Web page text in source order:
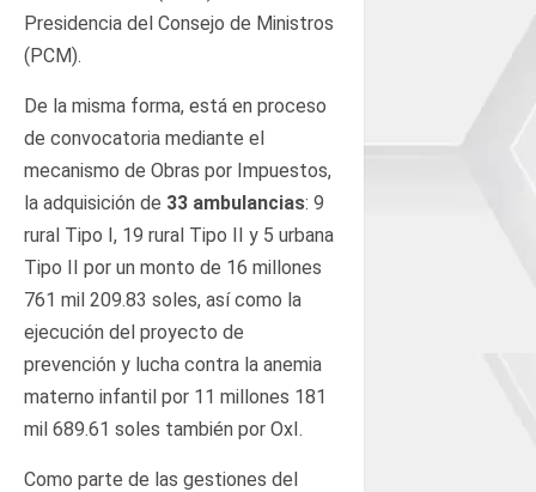
Presidencia del Consejo de Ministros
(PCM).
De la misma forma, está en proceso
de convocatoria mediante el
mecanismo de Obras por Impuestos,
la adquisición de 33 ambulancias: 9
rural Tipo I, 19 rural Tipo II y 5 urbana
Tipo II por un monto de 16 millones
761 mil 209.83 soles, así como la
ejecución del proyecto de
prevención y lucha contra la anemia
materno infantil por 11 millones 181
mil 689.61 soles también por OxI.
Como parte de las gestiones del